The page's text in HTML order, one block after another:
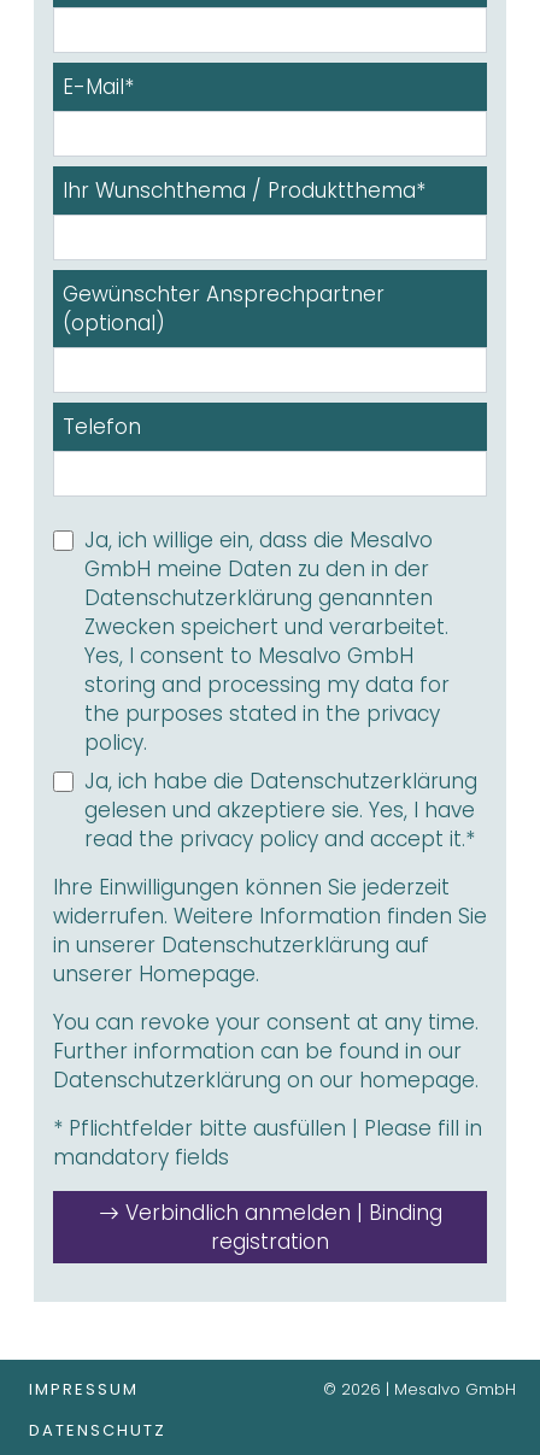
E-Mail*
Ihr Wunschthema / Produktthema*
Gewünschter Ansprechpartner
(optional)
Telefon
Ja, ich willige ein, dass die Mesalvo
GmbH meine Daten zu den in der
Datenschutzerklärung genannten
Zwecken speichert und verarbeitet.
Yes, I consent to Mesalvo GmbH
storing and processing my data for
the purposes stated in the privacy
policy.
Ja, ich habe die Datenschutzerklärung
gelesen und akzeptiere sie. Yes, I have
read the privacy policy and accept it.*
Ihre Einwilligungen können Sie jederzeit
widerrufen. Weitere Information finden Sie
in unserer Datenschutzerklärung auf
unserer Homepage.
You can revoke your consent at any time.
Further information can be found in our
Datenschutzerklärung on our homepage.
* Pflichtfelder bitte ausfüllen | Please fill in
mandatory fields
registration
IMPRESSUM
DATENSCHUTZ
© 2026 | Mesalvo GmbH